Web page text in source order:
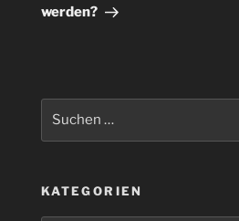
werden?
KATEGORIEN